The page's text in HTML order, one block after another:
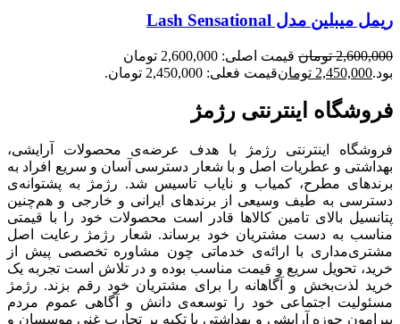
ریمل میبلین مدل Lash Sensational
2,600,000 تومان
قیمت اصلی: 2,600,000 تومان
بود.2,450,000 تومانقیمت فعلی: 2,450,000 تومان.
فروشگاه اینترنتی رژمژ​
فروشگاه اینترنتی رژمژ با هدف عرضه‌ی محصولات آرایشی،
بهداشتی و عطریات اصل و با شعار دسترسی آسان و سریع افراد به
برندهای مطرح، کمیاب و نایاب تاسیس شد. رژمژ به پشتوانه‌ی
دسترسی به طیف وسیعی از برندهای ایرانی و خارجی و هم‌چنین
پتانسیل بالای تامین کالاها قادر است محصولات خود را با قیمتی
مناسب به دست مشتریان خود برساند. شعار رژمژ رعایت اصل
مشتری‌مداری با ارائه‌ی خدماتی چون مشاوره تخصصی پیش از
خرید، تحویل سریع و قیمت مناسب بوده و در تلاش است تجربه یک
خرید لذت‌بخش و آگاهانه را برای مشتریان خود رقم بزند. رژمژ
مسئولیت اجتماعی خود را توسعه‌ی دانش و آگاهی عموم مردم
پیرامون حوزه آرایشی و بهداشتی با تکیه بر تجارب غنی موسسان و